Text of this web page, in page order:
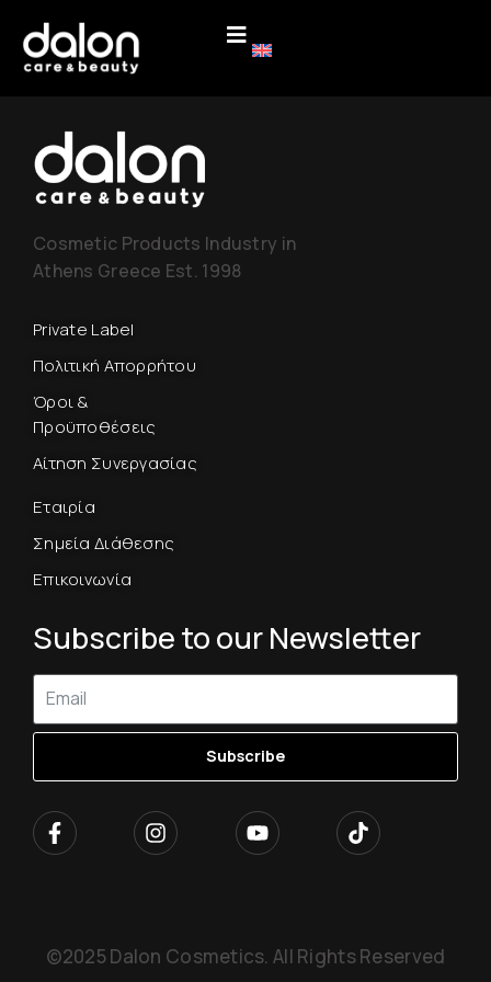
Cosmetic Products Industry in
Athens Greece Est. 1998
Private Label
Πολιτική Απορρήτου
Όροι &
Προϋποθέσεις
Αίτηση Συνεργασίας
Εταιρία
Σημεία Διάθεσης
Επικοινωνία
Subscribe to our Newsletter
Subscribe
©2025 Dalon Cosmetics. All Rights Reserved